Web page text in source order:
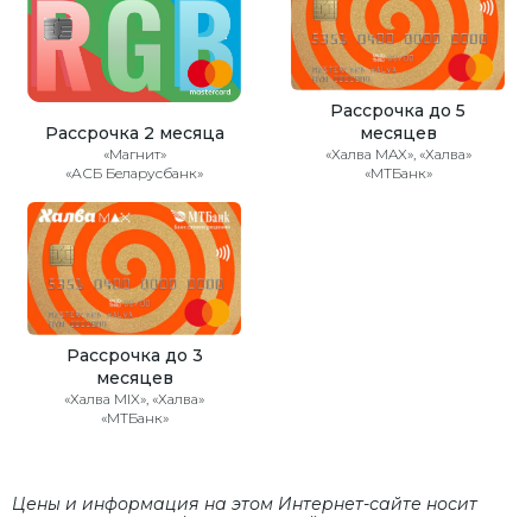
Рассрочка 2 месяца
«Магнит»
«АСБ Беларусбанк»
Рассрочка до 5
месяцев
«Халва MAX», «Халва»
«МТБанк»
Рассрочка до 3
месяцев
«Халва MIX», «Халва»
«МТБанк»
Цены и информация на этом Интернет-сайте носит